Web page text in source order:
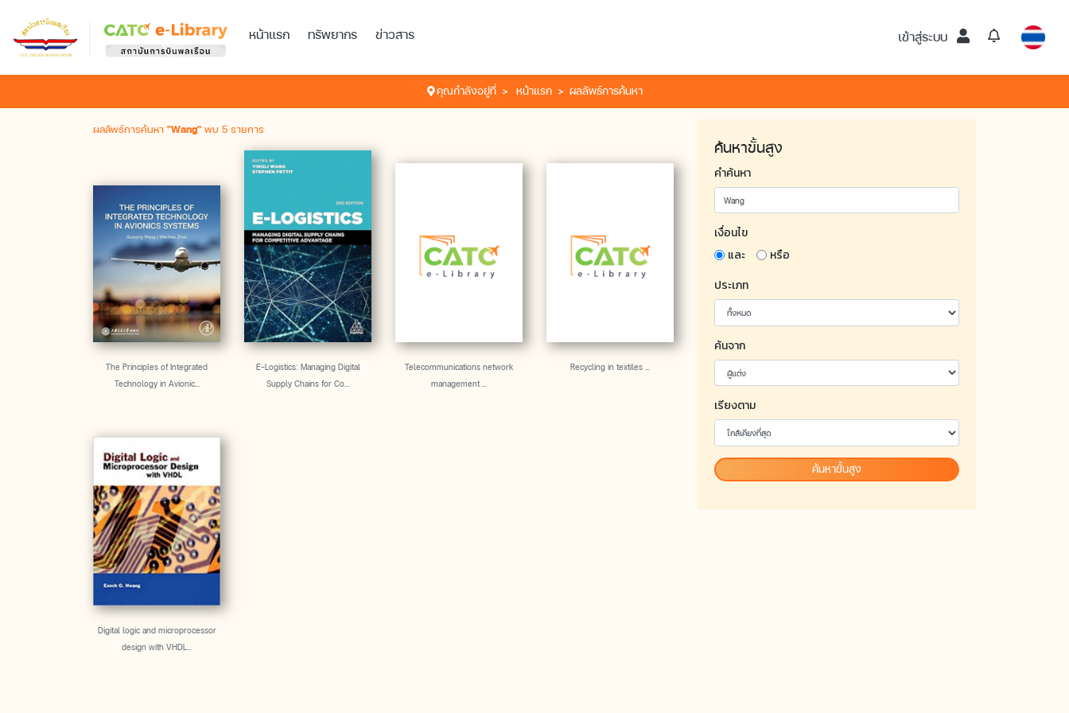
หน้าแรก ทรัพยากร ข่าวสาร เข้าสู่ระบบ
คุณกำลังอยู่ที่ หน้าแรก ผลลัพธ์การค้นหา
ผลลัพธ์การค้นหา "Wang" พบ 5 รายการ
The Principles of Integrated
Technology in Avionic...
E-Logistics: Managing Digital
Supply Chains for Co...
Telecommunications network
management ...
Recycling in textiles ...
Digital logic and microprocessor
design with VHDL...
ค้นหาขั้นสูง
คำค้นหา
เงื่อนไข
และ
หรือ
ประเภท
ค้นจาก
เรียงตาม